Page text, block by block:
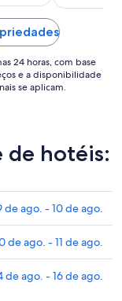
24 horas, com base
e a disponibilidade
se aplicam.
de hotéis:
de ago. - 10 de ago.
de ago. - 11 de ago.
de ago. - 16 de ago.